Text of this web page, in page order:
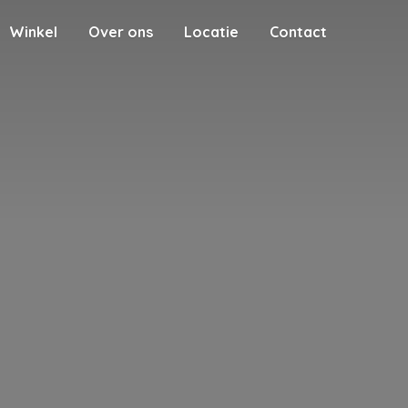
Winkel Over ons Locatie Contact